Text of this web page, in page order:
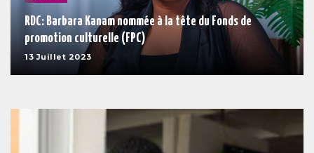
RDC: Barbara Kanam nommée à la tête du Fonds de
promotion culturelle (FPC)
13 Juillet 2023